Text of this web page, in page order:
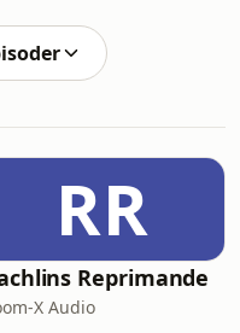
RR
Reprimande
X Audio